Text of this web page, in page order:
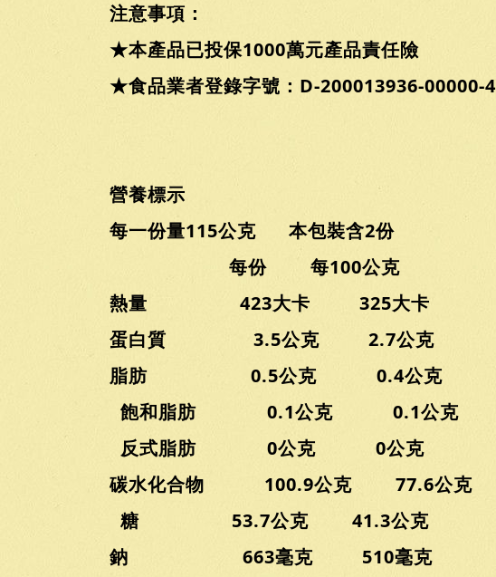
注意事項：
★本產品已投保1000萬元產品責任險
★食品業者登錄字號：D-200013936-00000-4
營養標示
每一份量115公克 本包裝含2份
每份 每100公克
熱量 423大卡 325大卡
蛋白質 3.5公克 2.7公克
脂肪 0.5公克 0.4公克
飽和脂肪 0.1公克 0.1公克
反式脂肪 0公克 0公克
碳水化合物 100.9公克 77.6公克
糖 53.7公克 41.3公克
鈉 663毫克 510毫克